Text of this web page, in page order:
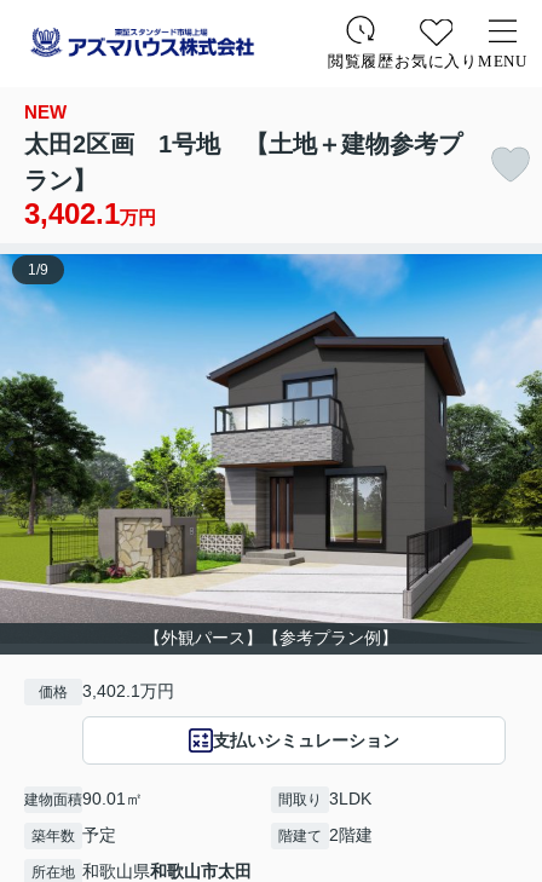
閲覧履歴お気に入り MENU
NEW
太田2区画 1号地 【土地＋建物参考プ
ラン】
3,402.1万円
【外観パース】【参考プラン例】
1 /9
価格 3,402.1万円
支払いシミュレーション
建物面積90.01㎡ 間取り 3LDK
築年数 予定 階建て 2階建
所在地 和歌山県和歌山市太田